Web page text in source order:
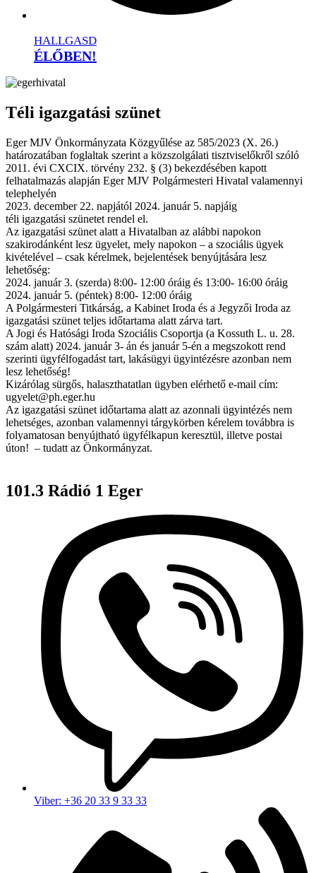
HALLGASD
ÉLŐBEN!
Téli igazgatási szünet
Eger MJV Önkormányzata Közgyűlése az 585/2023 (X. 26.)
határozatában foglaltak szerint a közszolgálati tisztviselőkről szóló
2011. évi CXCIX. törvény 232. § (3) bekezdésében kapott
felhatalmazás alapján Eger MJV Polgármesteri Hivatal valamennyi
telephelyén
2023. december 22. napjától 2024. január 5. napjáig
téli igazgatási szünetet rendel el.
Az igazgatási szünet alatt a Hivatalban az alábbi napokon
szakirodánként lesz ügyelet, mely napokon – a szociális ügyek
kivételével – csak kérelmek, bejelentések benyújtására lesz
lehetőség:
2024. január 3. (szerda) 8:00- 12:00 óráig és 13:00- 16:00 óráig
2024. január 5. (péntek) 8:00- 12:00 óráig
A Polgármesteri Titkárság, a Kabinet Iroda és a Jegyzői Iroda az
igazgatási szünet teljes időtartama alatt zárva tart.
A Jogi és Hatósági Iroda Szociális Csoportja (a Kossuth L. u. 28.
szám alatt) 2024. január 3- án és január 5-én a megszokott rend
szerinti ügyfélfogadást tart, lakásügyi ügyintézésre azonban nem
lesz lehetőség!
Kizárólag sürgős, halaszthatatlan ügyben elérhető e-mail cím:
ugyelet@ph.eger.hu
Az igazgatási szünet időtartama alatt az azonnali ügyintézés nem
lehetséges, azonban valamennyi tárgykörben kérelem továbbra is
folyamatosan benyújtható ügyfélkapun keresztül, illetve postai
úton! – tudatt az Önkormányzat.
101.3 Rádió 1 Eger
Viber: +36 20 33 9 33 33